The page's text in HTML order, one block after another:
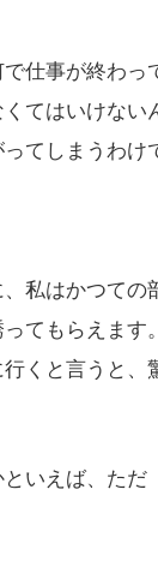
仕事が終わっ
てはいけない
てしまうわけ
私はかつての
てもらえます
くと言うと、
いえば、ただ